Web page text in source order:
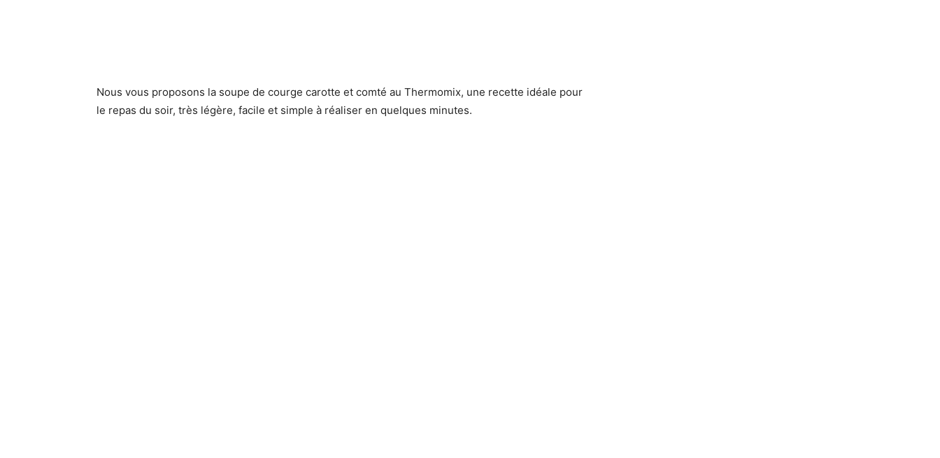
Nous vous proposons la soupe de courge carotte et comté au Thermomix, une recette idéale pour
le repas du soir, très légère, facile et simple à réaliser en quelques minutes.